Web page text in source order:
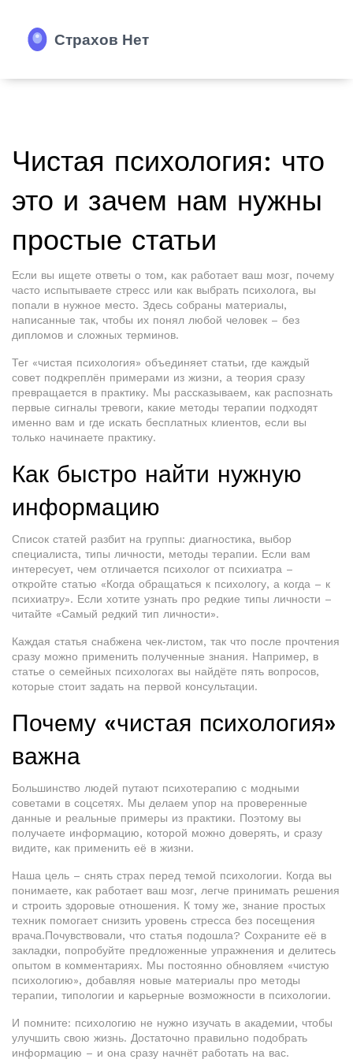
Чистая психология: что
это и зачем нам нужны
простые статьи
Если вы ищете ответы о том, как работает ваш мозг, почему
часто испытываете стресс или как выбрать психолога, вы
попали в нужное место. Здесь собраны материалы,
написанные так, чтобы их понял любой человек – без
дипломов и сложных терминов.
Тег «чистая психология» объединяет статьи, где каждый
совет подкреплён примерами из жизни, а теория сразу
превращается в практику. Мы рассказываем, как распознать
первые сигналы тревоги, какие методы терапии подходят
именно вам и где искать бесплатных клиентов, если вы
только начинаете практику.
Как быстро найти нужную
информацию
Список статей разбит на группы: диагностика, выбор
специалиста, типы личности, методы терапии. Если вам
интересует, чем отличается психолог от психиатра –
откройте статью «Когда обращаться к психологу, а когда – к
психиатру». Если хотите узнать про редкие типы личности –
читайте «Самый редкий тип личности».
Каждая статья снабжена чек‑листом, так что после прочтения
сразу можно применить полученные знания. Например, в
статье о семейных психологах вы найдёте пять вопросов,
которые стоит задать на первой консультации.
Почему «чистая психология»
важна
Большинство людей путают психотерапию с модными
советами в соцсетях. Мы делаем упор на проверенные
данные и реальные примеры из практики. Поэтому вы
получаете информацию, которой можно доверять, и сразу
видите, как применить её в жизни.
Наша цель – снять страх перед темой психологии. Когда вы
понимаете, как работает ваш мозг, легче принимать решения
и строить здоровые отношения. К тому же, знание простых
техник помогает снизить уровень стресса без посещения
врача.Почувствовали, что статья подошла? Сохраните её в
закладки, попробуйте предложенные упражнения и делитесь
опытом в комментариях. Мы постоянно обновляем «чистую
психологию», добавляя новые материалы про методы
терапии, типологии и карьерные возможности в психологии.
И помните: психологию не нужно изучать в академии, чтобы
улучшить свою жизнь. Достаточно правильно подобрать
информацию – и она сразу начнёт работать на вас.